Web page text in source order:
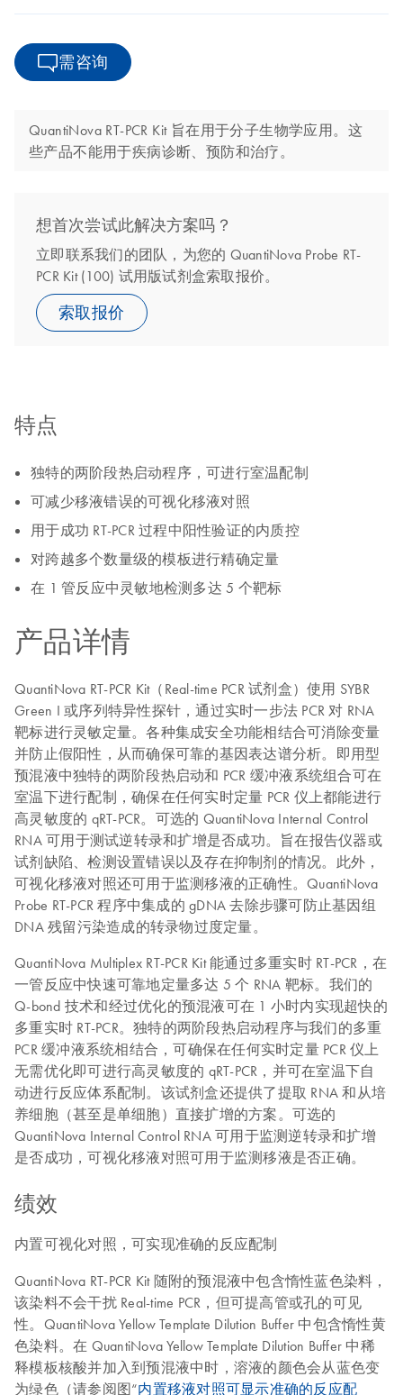
需咨询
QuantiNova RT-PCR Kit 旨在用于分子生物学应用。这
些产品不能用于疾病诊断、预防和治疗。
想首次尝试此解决方案吗？
立即联系我们的团队，为您的 QuantiNova Probe RT-
PCR Kit (100) 试用版试剂盒索取报价。
索取报价
特点
独特的两阶段热启动程序，可进行室温配制
可减少移液错误的可视化移液对照
用于成功 RT-PCR 过程中阳性验证的内质控
对跨越多个数量级的模板进行精确定量
在 1 管反应中灵敏地检测多达 5 个靶标
产品详情
QuantiNova RT-PCR Kit（Real-time PCR 试剂盒）使用 SYBR
Green I 或序列特异性探针，通过实时一步法 PCR 对 RNA
靶标进行灵敏定量。各种集成安全功能相结合可消除变量
并防止假阳性，从而确保可靠的基因表达谱分析。即用型
预混液中独特的两阶段热启动和 PCR 缓冲液系统组合可在
室温下进行配制，确保在任何实时定量 PCR 仪上都能进行
高灵敏度的 qRT-PCR。可选的 QuantiNova Internal Control
RNA 可用于测试逆转录和扩增是否成功。旨在报告仪器或
试剂缺陷、检测设置错误以及存在抑制剂的情况。此外，
可视化移液对照还可用于监测移液的正确性。QuantiNova
Probe RT-PCR 程序中集成的 gDNA 去除步骤可防止基因组
DNA 残留污染造成的转录物过度定量。
QuantiNova Multiplex RT-PCR Kit 能通过多重实时 RT-PCR，在
一管反应中快速可靠地定量多达 5 个 RNA 靶标。我们的
Q-bond 技术和经过优化的预混液可在 1 小时内实现超快的
多重实时 RT-PCR。独特的两阶段热启动程序与我们的多重
PCR 缓冲液系统相结合，可确保在任何实时定量 PCR 仪上
无需优化即可进行高灵敏度的 qRT-PCR，并可在室温下自
动进行反应体系配制。该试剂盒还提供了提取 RNA 和从培
养细胞（甚至是单细胞）直接扩增的方案。可选的
QuantiNova Internal Control RNA 可用于监测逆转录和扩增
是否成功，可视化移液对照可用于监测移液是否正确。
绩效
内置可视化对照，可实现准确的反应配制
QuantiNova RT-PCR Kit 随附的预混液中包含惰性蓝色染料，
该染料不会干扰 Real-time PCR，但可提高管或孔的可见
性。QuantiNova Yellow Template Dilution Buffer 中包含惰性黄
色染料。在 QuantiNova Yellow Template Dilution Buffer 中稀
释模板核酸并加入到预混液中时，溶液的颜色会从蓝色变
为绿色（请参阅图“内置移液对照可显示准确的反应配